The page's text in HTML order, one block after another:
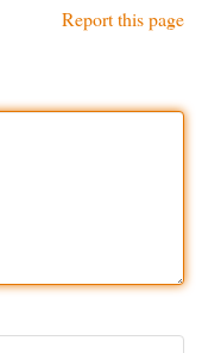
Report this page